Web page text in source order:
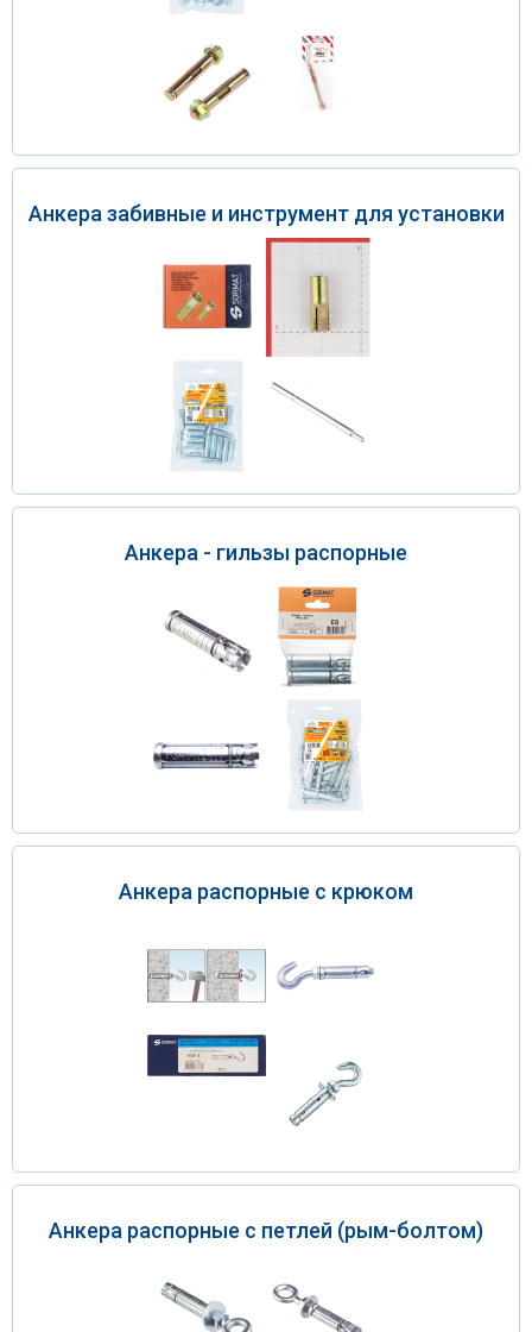
Анкера забивные и инструмент для установки
Анкера - гильзы распорные
Анкера распорные с крюком
Анкера распорные с петлей (рым-болтом)